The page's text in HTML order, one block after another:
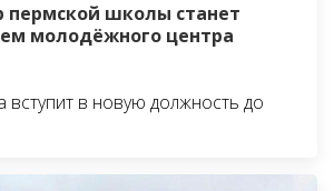
пермской школы станет
молодёжного центра
вступит в новую должность до